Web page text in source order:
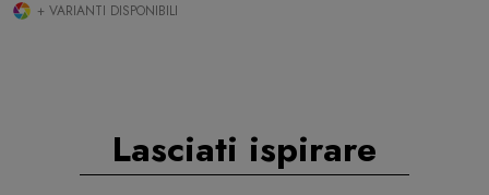
+ VARIANTI DISPONIBILI
Lasciati ispirare